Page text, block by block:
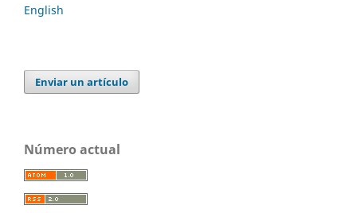
English
Enviar un artículo
Número actual